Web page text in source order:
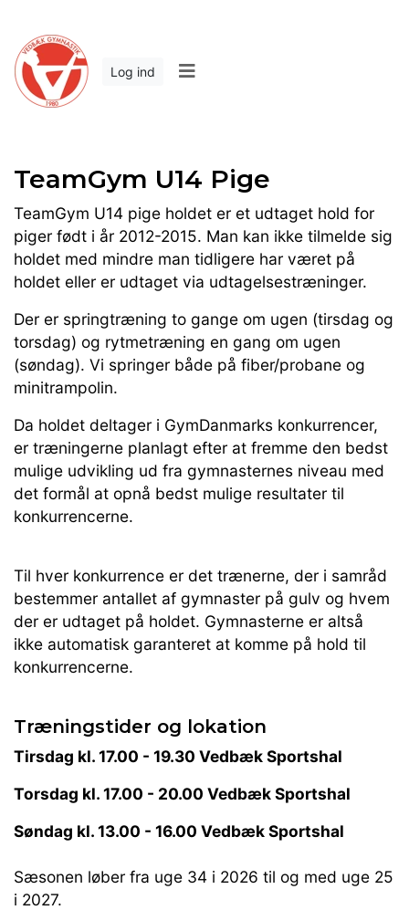
Log ind
TeamGym U14 Pige
TeamGym U14 pige holdet er et udtaget hold for
piger født i år 2012-2015. Man kan ikke tilmelde sig
holdet med mindre man tidligere har været på
holdet eller er udtaget via udtagelsestræninger.
Der er springtræning to gange om ugen (tirsdag og
torsdag) og rytmetræning en gang om ugen
(søndag). Vi springer både på fiber/probane og
minitrampolin.
Da holdet deltager i GymDanmarks konkurrencer,
er træningerne planlagt efter at fremme den bedst
mulige udvikling ud fra gymnasternes niveau med
det formål at opnå bedst mulige resultater til
konkurrencerne.
Til hver konkurrence er det trænerne, der i samråd
bestemmer antallet af gymnaster på gulv og hvem
der er udtaget på holdet. Gymnasterne er altså
ikke automatisk garanteret at komme på hold til
konkurrencerne.
Træningstider og lokation
Tirsdag kl. 17.00 - 19.30 Vedbæk Sportshal
Torsdag kl. 17.00 - 20.00 Vedbæk Sportshal
Søndag kl. 13.00 - 16.00 Vedbæk Sportshal
Sæsonen løber fra uge 34 i 2026 til og med uge 25
i 2027.